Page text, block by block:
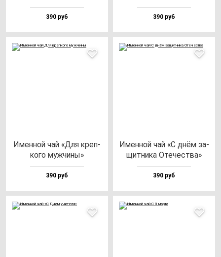
390 руб 390 руб
Имен­ной чай «Для креп­
ко­го муж­чи­ны»
390 руб
Имен­ной чай «С днём за­
щит­ни­ка Оте­чес­тва»
390 руб